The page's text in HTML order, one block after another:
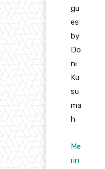
gu
es
by
Do
ni
Ku
su
ma
h
Me
rin